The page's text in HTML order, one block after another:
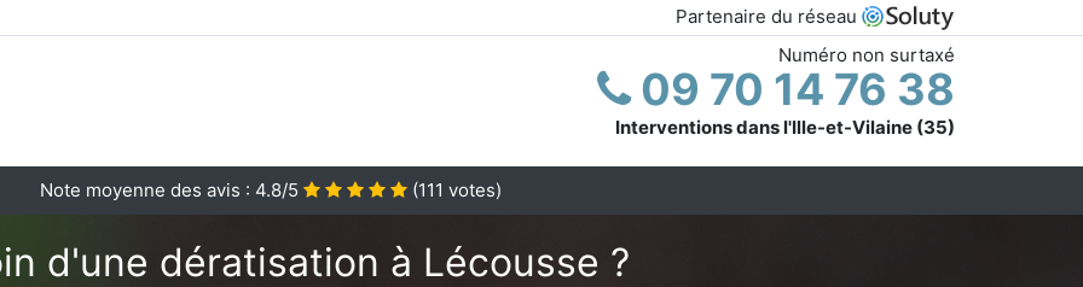
Partenaire du réseau
Numéro non surtaxé
09 70 14 76 38
Interventions dans l'Ille-et-Vilaine (35)
Note moyenne des avis : 4.8/5 (111 votes)
d'une dératisation à Lécousse ?